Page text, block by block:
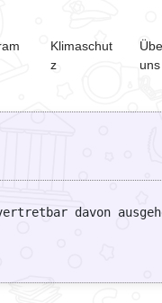
Klimaschut
z
uns
davon